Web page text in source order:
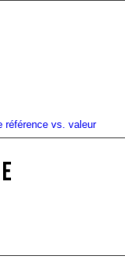
vs. valeur de...